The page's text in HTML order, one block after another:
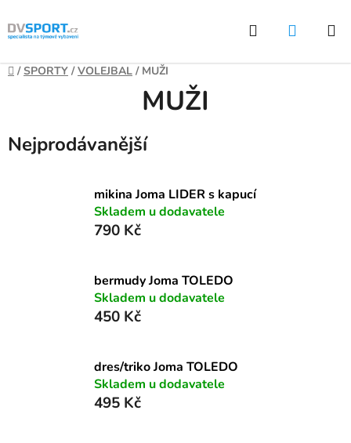
Přejít
na
Hledat
Domů
/ SPORTY / VOLEJBAL / MUŽI
MUŽI
Nejprodávanější
mikina Joma LIDER s kapucí
Skladem u dodavatele
790 Kč
bermudy Joma TOLEDO
Skladem u dodavatele
450 Kč
dres/triko Joma TOLEDO
Skladem u dodavatele
495 Kč